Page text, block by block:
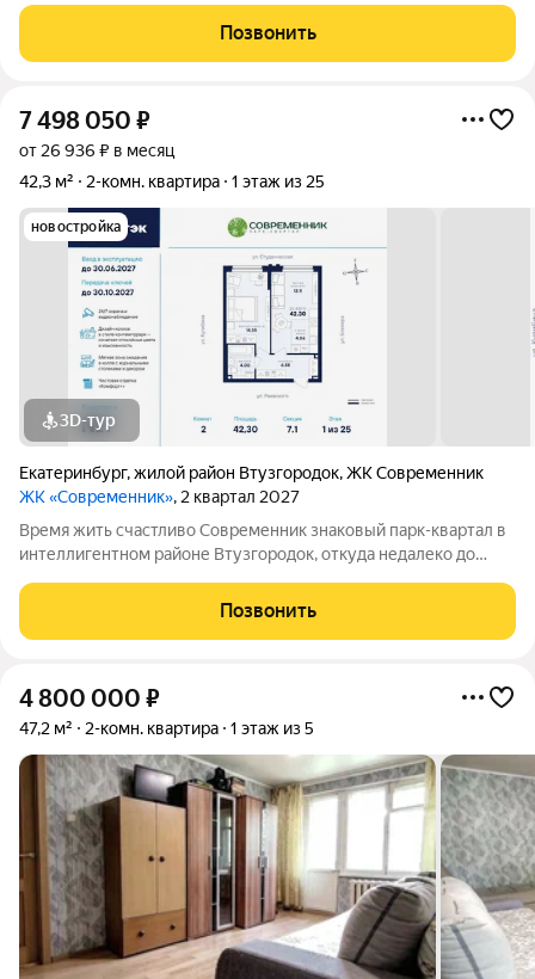
ламинат 33 класса; качественная сантехника. Квартира
Позвонить
7 498 050 ₽
от 26 936 ₽ в месяц
42,3 м²
2-комн. квартира 1 этаж из 25
новостройка
3D-тур
Екатеринбург,жилой район Втузгородок,ЖК Современник
ЖК «Современник», 2 квартал 2027
Время жить счастливо Современник знаковый парк-квартал в
интеллигентном районе Втузгородок, откуда недалеко до
очередей строительства. Шесть очередей уже сданы и
заселены; седьмая
Позвонить
4 800 000 ₽
47,2 м² 2-комн. квартира 1 этаж из 5